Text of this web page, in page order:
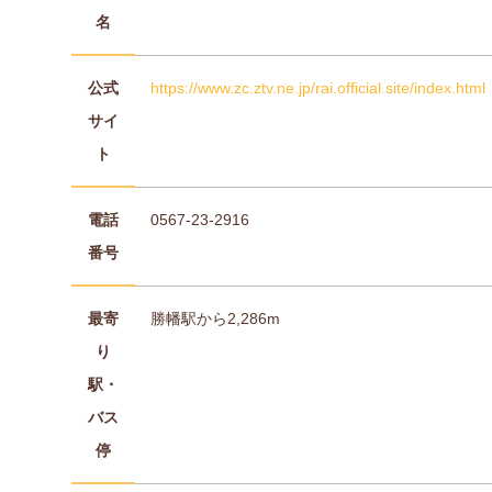
名
公式
サイ
ト
https://www.zc.ztv.ne.jp/rai.official.site/index.html
電話
番号
0567-23-2916
最寄
り
駅・
バス
停
勝幡駅から2,286m